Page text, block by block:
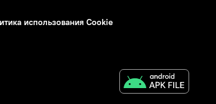
использования Cookie